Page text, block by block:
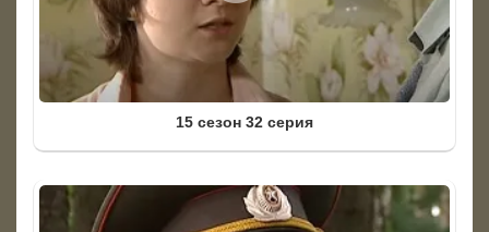
15 сезон 32 серия